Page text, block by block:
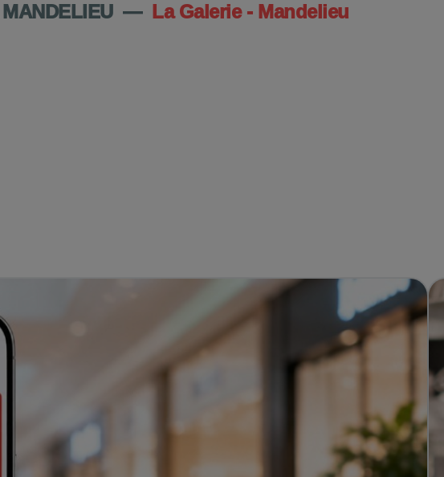
MANDELIEU — La Galerie - Mandelieu